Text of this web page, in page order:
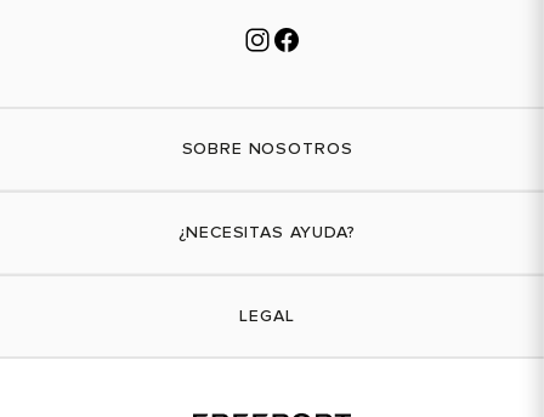
SOBRE NOSOTROS
¿NECESITAS AYUDA?
LEGAL